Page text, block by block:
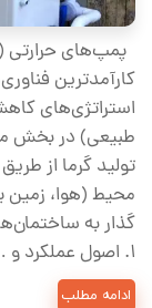
کارآمدترین
استراتژی‌های
طبیعی) در بخش
تولید گرما از
محیط (هوا، زمین
۱. اصول عملکرد و …
ادامه مطلب